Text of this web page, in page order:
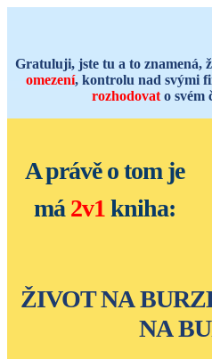
Gratuluji, jste tu a to znamená,
omezení, kontrolu nad svými
rozhodovat o svém
A právě o tom je
má 2v1kniha:
ŽIVOT NA
NA